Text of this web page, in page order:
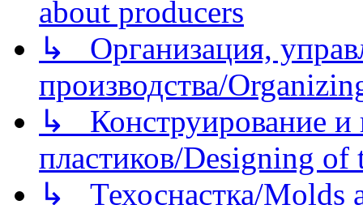
about producers
↳ Организация,
производства/
↳ Конструирование и
пластиков/Designing of
↳ Техоснастка/Molds